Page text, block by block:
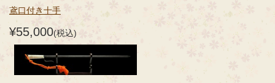
鳶口付き十手
¥55,000(税込)